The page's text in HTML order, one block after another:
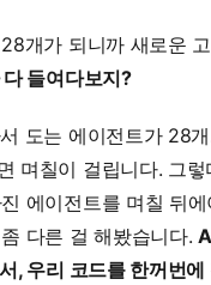
들여다보지?
도는 에이전트가 28
며칠이 걸립니다. 그
에이전트를 며칠 뒤
다른 걸 해봤습니다.
, 우리 코드를 한꺼번에